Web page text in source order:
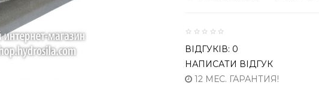
ВІДГУКІВ: 0
НАПИСАТИ ВІДГУК
12 МЕС. ГАРАНТИЯ!